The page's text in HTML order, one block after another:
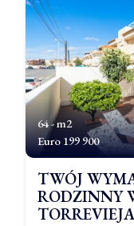
64 - m2
Euro 199 900
TWÓJ
RODZINNY